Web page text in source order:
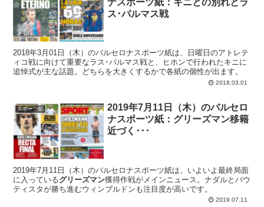
ス･パルマス戦
2018年3月01日（木）のバルセロナスポーツ紙は、日曜日のアトレテ
ィコ戦に向けて重要なラス･パルマス戦と、ヒホンで行われたキニに
追悼式が主な話題。どちらを大きくするかで各紙の個性が出ます。
2018.03.01
スポーツ紙
2019年7月11日（木）のバルセロ
ナスポーツ紙：グリーズマン移籍
近づく･･･
2019年7月11日（木）のバルセロナスポーツ紙は、いよいよ最終局面
に入っているグリーズマン獲得作戦がメインニュース。ナダルとバウ
ティスタが勝ち進むウィンブルドンも注目度が高いです。
2019.07.11